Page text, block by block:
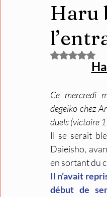
Haru
Noté NaN
Ce mercredi
degeiko chez
duels (victoire
Il se serait
Daieisho,
en sortant du
Il n’avait
début de